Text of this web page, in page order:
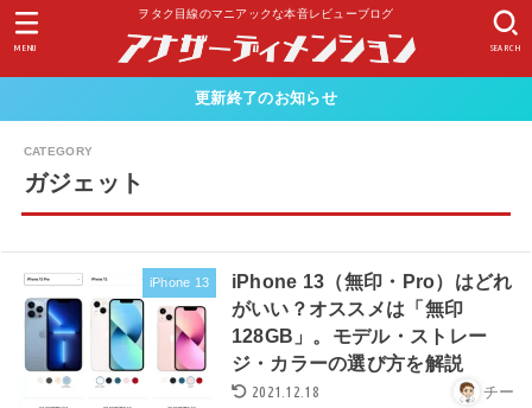
ヲタク目線のマニアックな本音レビューブログ
SEARCH
MENU
更新終了のお知らせ
ガジェット
iPhone 13
iPhone 13（無印・Pro）はどれ
がいい？オススメは「無印
128GB」。モデル・ストレー
ジ・カラーの選び方を解説
2021.12.18 チー